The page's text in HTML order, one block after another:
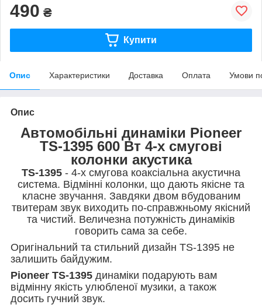
490 ₴
Купити
Опис Характеристики Доставка Оплата Умови
Опис
Автомобільні динаміки Pioneer
TS-1395 600 Вт 4-х смугові
колонки акустика
TS-1395 - 4-х смугова коаксіальна акустична
система. Відмінні колонки, що дають якісне та
класне звучання. Завдяки двом вбудованим
твитерам звук виходить по-справжньому якісний
та чистий. Величезна потужність динаміків
говорить сама за себе.
Оригінальний та стильний дизайн TS-1395 не
залишить байдужим.
Pioneer TS-1395 динаміки подарують вам
відмінну якість улюбленої музики, а також
досить гучний звук.